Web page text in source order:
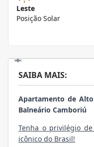
Leste
Posição Solar
SAIBA MAIS:
Apartamento de
Balneário Camboriú
Tenha o privilégio
icônico do Brasil!